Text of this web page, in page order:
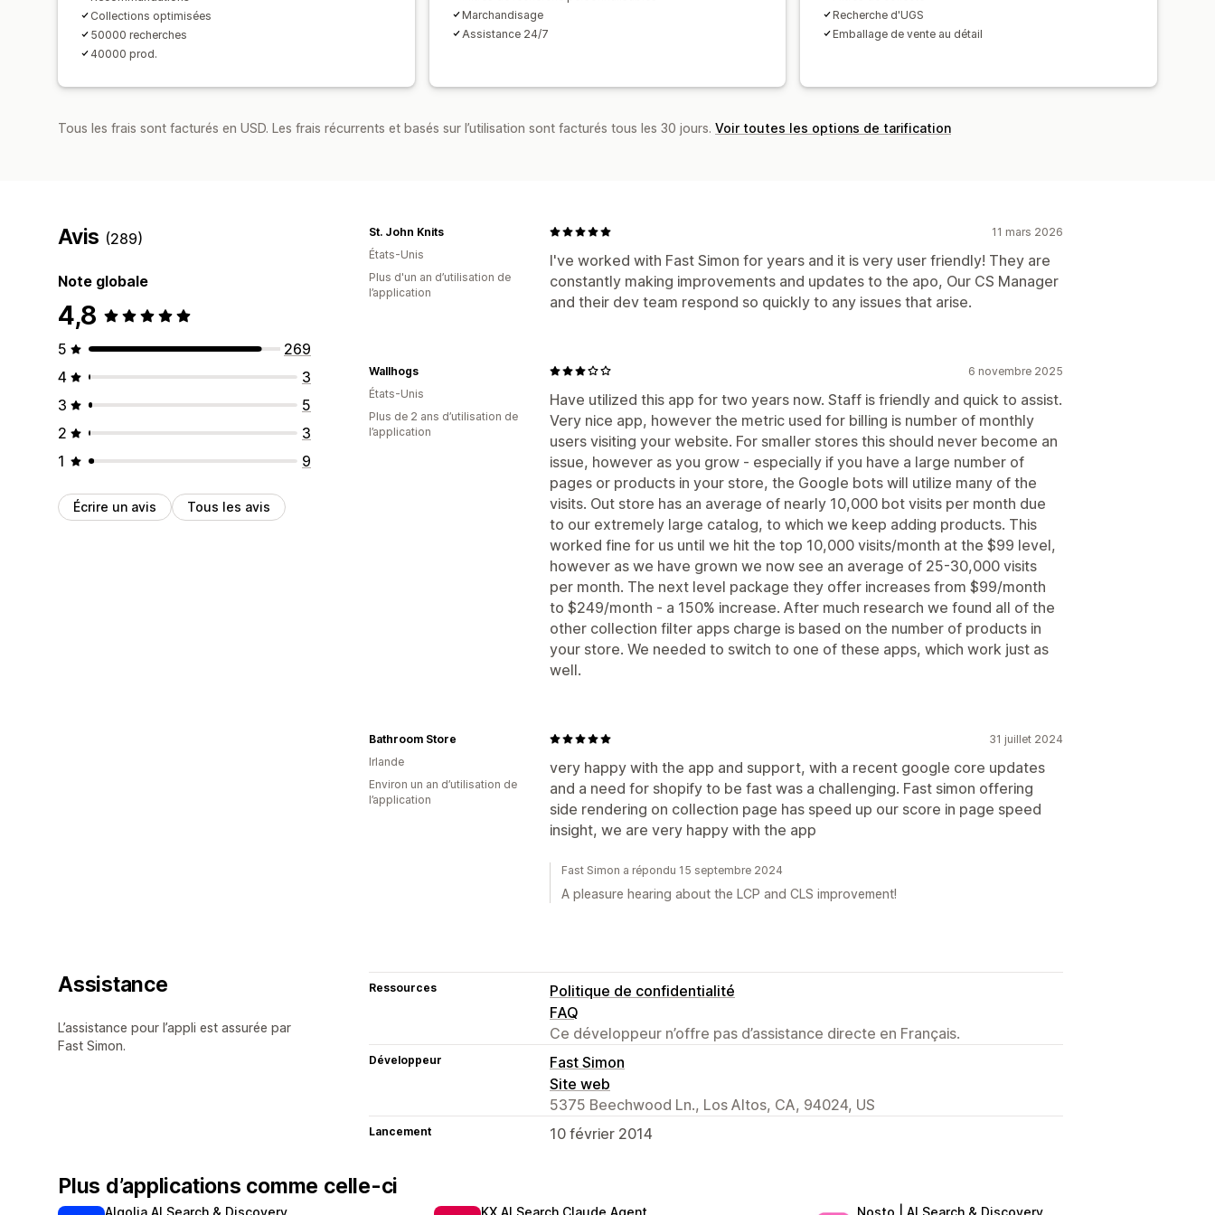
Collections optimisées
50000 recherches
40000 prod.
Marchandisage
Assistance 24/7
Recherche d'UGS
Emballage de vente au détail
Tous les frais sont facturés en USD. Les frais récurrents et basés sur l’utilisation sont facturés tous les 30 jours. Voir toutes les options de tarification
Avis (289)
Note globale
4,8
5
269
4
3
3
5
2
3
1
9
Écrire un avis Tous les avis
11 mars 2026
I've worked with Fast Simon for years and it is very user friendly! They are
constantly making improvements and updates to the apo, Our CS Manager
and their dev team respond so quickly to any issues that arise.
St. John Knits
États-Unis
Plus d'un an d’utilisation de
l’application
6 novembre 2025
Have utilized this app for two years now. Staff is friendly and quick to assist.
Very nice app, however the metric used for billing is number of monthly
users visiting your website. For smaller stores this should never become an
issue, however as you grow - especially if you have a large number of
pages or products in your store, the Google bots will utilize many of the
visits. Out store has an average of nearly 10,000 bot visits per month due
to our extremely large catalog, to which we keep adding products. This
worked fine for us until we hit the top 10,000 visits/month at the $99 level,
however as we have grown we now see an average of 25-30,000 visits
per month. The next level package they offer increases from $99/month
to $249/month - a 150% increase. After much research we found all of the
other collection filter apps charge is based on the number of products in
your store. We needed to switch to one of these apps, which work just as
well.
Wallhogs
États-Unis
Plus de 2 ans d’utilisation de
l’application
31 juillet 2024
very happy with the app and support, with a recent google core updates
and a need for shopify to be fast was a challenging. Fast simon offering
side rendering on collection page has speed up our score in page speed
insight, we are very happy with the app
Bathroom Store
Irlande
Environ un an d’utilisation de
l’application
Fast Simon a répondu 15 septembre 2024
A pleasure hearing about the LCP and CLS improvement!
Assistance
L’assistance pour l’appli est assurée par
Fast Simon.
Ressources
Politique de confidentialité
FAQ
Ce développeur n’offre pas d’assistance directe en Français.
Développeur
Fast Simon
Site web
5375 Beechwood Ln., Los Altos, CA, 94024, US
Lancement 10 février 2014
Plus d’applications comme celle-ci
Algolia AI Search & Discovery KX AI Search Claude Agent Nosto | AI Search & Discovery